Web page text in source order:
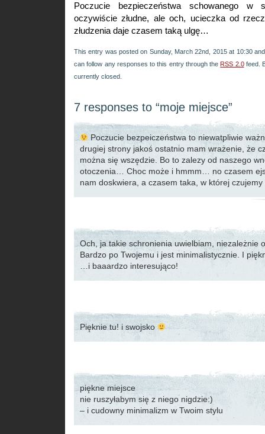
Poczucie bezpieczeństwa schowanego w
oczywiście złudne, ale och, ucieczka od
złudzenia daje czasem taką ulgę…
This entry was posted on Sunday, March 22nd, 2015 at 10:30
can follow any responses to this entry through the RSS 2.0feed.
currently closed.
7 responses to “moje miejsce”
Poczucie bezpeiczeństwa to niewatpliwie
drugiej strony jakoś ostatnio mam wrażenie, że
można się wszędzie. Bo to zalezy od naszego
otoczenia… Choc może i hmmm… no czasem
nam doskwiera, a czasem taka, w której
Och, ja takie schronienia uwielbiam, niezależnie
Bardzo po Twojemu i jest minimalistycznie. I
…i baaardzo interesująco!
Pięknie tu! i swojsko
piękne miejsce
nie ruszyłabym się z niego nigdzie:)
– i cudowny minimalizm w Twoim stylu